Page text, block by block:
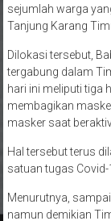
sejumlah warga
Tanjung Karang
Dilokasi tersebut,
tergabung dalam
hari ini meliputi tiga
membagikan
masker saat
Hal tersebut terus
satuan tugas
Menurutnya,
namun demikian